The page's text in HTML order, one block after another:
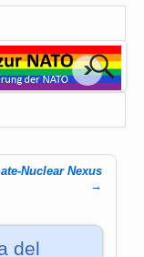
Nuclear Nexus
→
del